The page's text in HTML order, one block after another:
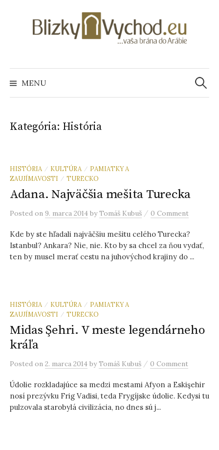
c
o
t
t
MENU H
Kategória: História
HISTÓRIA / KULTÚRA / PAMIATKY A
ZAUJÍMAVOSTI
/ TURECKO
Adana. Najväčšia mešita Turecka
Posted on 9. marca 2014 byTomáš Kubuš / 0 Comment
Kde by ste hľadali najväčšiu mešitu celého Turecka?
Istanbul? Ankara? Nie, nie. Kto by sa chcel za ňou vydať,
ten by musel merať cestu na juhovýchod krajiny do ...
HISTÓRIA / KULTÚRA / PAMIATKY A
ZAUJÍMAVOSTI
/ TURECKO
Midas Şehri. V meste legendárneho
kráľa
Posted on 2. marca 2014 byTomáš Kubuš / 0 Comment
Údolie rozkladajúce sa medzi mestami Afyon a Eskişehir
nosí prezývku Frig Vadisi, teda Frygíjske údolie. Kedysi tu
pulzovala starobylá civilizácia, no dnes sú j...